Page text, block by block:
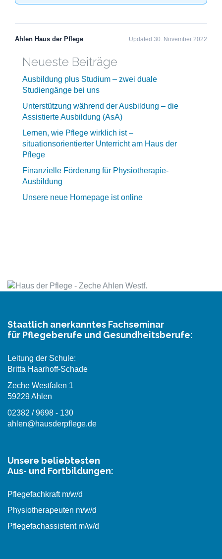
Ahlen Haus der Pflege Updated 30. November 2022
Neueste Beiträge
Ausbildung plus Studium – zwei duale
Studiengänge bei uns
Unterstützung während der Ausbildung – die
Assistierte Ausbildung (AsA)
Lernen, wie Pflege wirklich ist –
situationsorientierter Unterricht am Haus der
Pflege
Finanzielle Förderung für Physiotherapie-
Ausbildung
Unsere neue Homepage ist online
Staatlich anerkanntes Fachseminar
für Pflegeberufe und Gesundheitsberufe:
Leitung der Schule:
Britta Haarhoff-Schade
Zeche Westfalen 1
59229 Ahlen
02382 / 9698 - 130
ahlen@hausderpflege.de
Unsere beliebtesten
Aus- und Fortbildungen:
Pflegefachkraft m/w/d
Physiotherapeuten m/w/d
Pflegefachassistent m/w/d